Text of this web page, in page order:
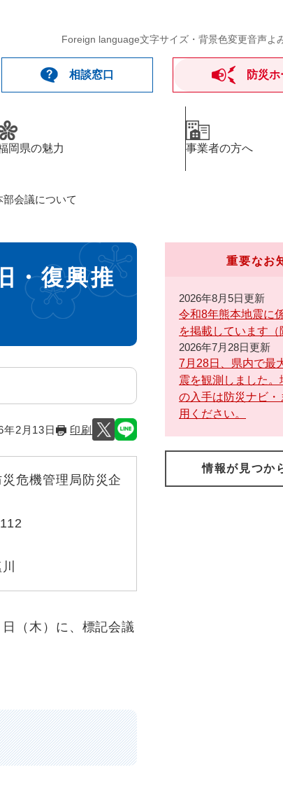
Foreign language文字サイズ・背景色変更音声よ
相談窓口 防災
岡県の魅力 事業者の方へ
会議について
・復興推
年2月13日 印刷
危機管理局防災企
（木）に、標記会議
重要なお
2026年8月5日更新
令和8年熊本地震に
を掲載しています（
2026年7月28日更新
7月28日、県内で最
震を観測しました。
の入手は防災ナビ
用ください。
情報が見つか